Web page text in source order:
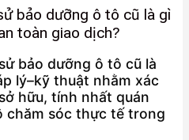
bảo dưỡng ô tô cũ là gì
toàn giao dịch?
bảo dưỡng ô tô cũ là
lý–kỹ thuật nhằm xác
hữu, tính nhất quán
chăm sóc thực tế trong